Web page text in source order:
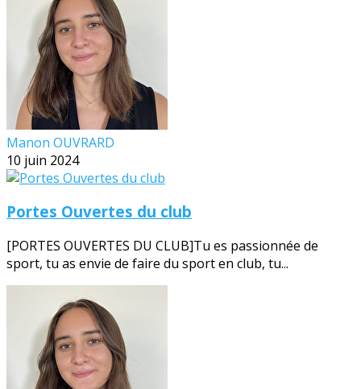
Manon OUVRARD
10 juin 2024
Portes Ouvertes du club
[PORTES OUVERTES DU CLUB]Tu es passionnée de
sport, tu as envie de faire du sport en club, tu...